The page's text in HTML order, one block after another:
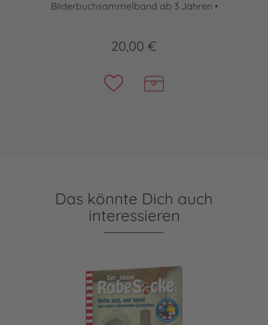
Bilderbuchsammelband ab 3 Jahren •
20,00 €
Das könnte Dich auch
interessieren